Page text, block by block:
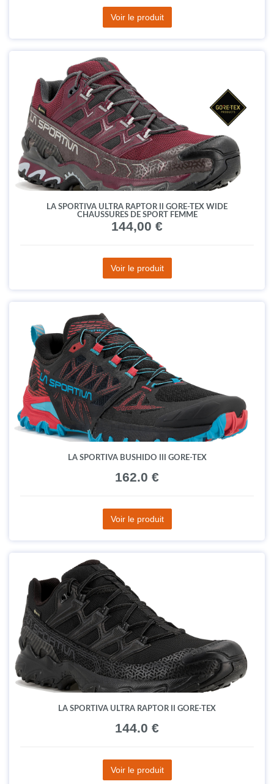
Voir le produit
LA SPORTIVA ULTRA RAPTOR II GORE-TEX WIDE
CHAUSSURES DE SPORT FEMME
144,00 €
Voir le produit
LA SPORTIVA BUSHIDO III GORE-TEX
162.0 €
Voir le produit
LA SPORTIVA ULTRA RAPTOR II GORE-TEX
144.0 €
Voir le produit